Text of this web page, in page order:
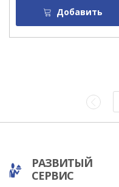
Добавить
РАЗВИТЫЙ
СЕРВИС